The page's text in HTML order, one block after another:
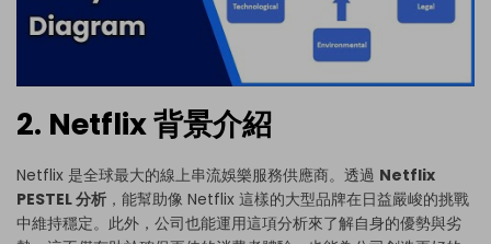
2. Netflix 背景介紹
Netflix 是全球最大的線上串流娛樂服務供應商。透過 Netflix
PESTEL 分析 ，能幫助像 Netflix 這樣的大型品牌在日益嚴峻的挑戰
中維持穩定。此外，公司也能運用這項分析來了解自身的優勢與劣